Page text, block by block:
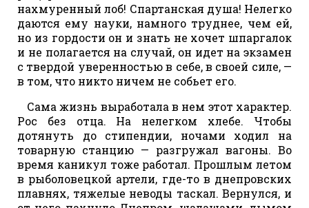
нахмуренный лоб! Спартанская душа! Нелегко
даются ему науки, намного труднее, чем ей,
но из гордости он и знать не хочет шпаргалок
и не полагается на случай, он идет на экзамен
с твердой уверенностью в себе, в своей силе, —
в том, что никто ничем не собьет его.
Сама жизнь выработала в нем этот характер.
Рос без отца. На нелегком хлебе. Чтобы
дотянуть до стипендии, ночами ходил на
товарную станцию — разгружал вагоны. Во
время каникул тоже работал. Прошлым летом
в рыболовецкой артели, где-то в днепровских
плавнях, тяжелые неводы таскал. Вернулся, и